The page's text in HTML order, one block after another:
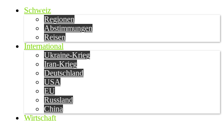
Schweiz
Regionen
Abstimmungen
Reisen
International
Ukraine-Krieg
Iran-Krieg
Deutschland
USA
EU
Russland
China
Wirtschaft